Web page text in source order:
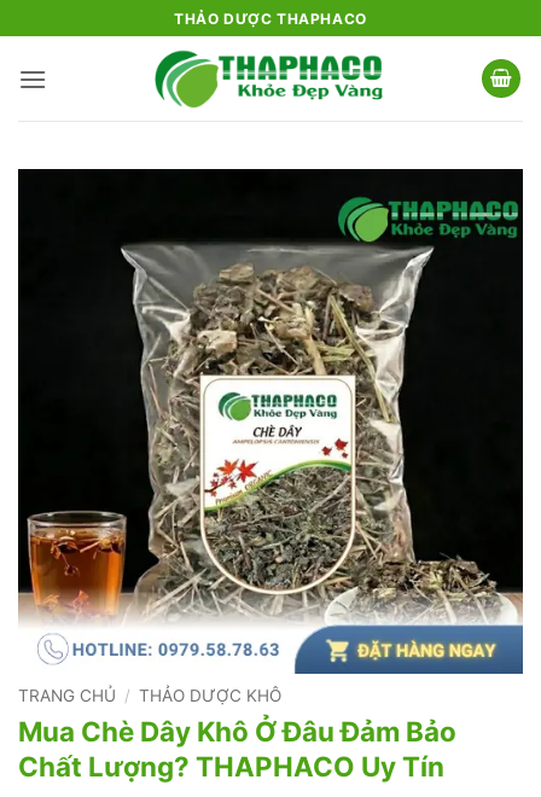
qua
nội
THẢO DƯỢC THAPHACO
TRANG CHỦ / THẢO DƯỢC KHÔ
Mua Chè Dây Khô Ở Đâu Đảm Bảo
Chất Lượng? THAPHACO Uy Tín